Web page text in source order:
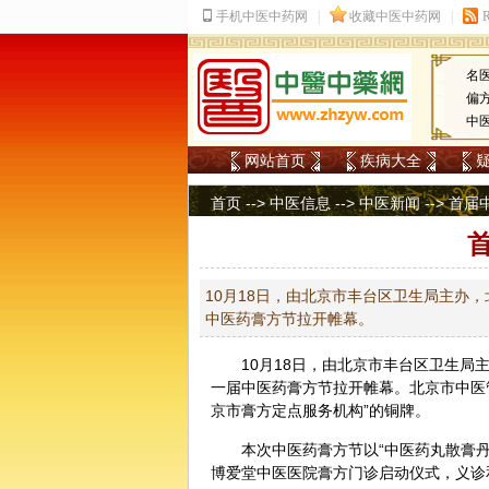
名
偏
中
网站首页 疾病大全
首页 -->中医信息 -->中医新闻--> 首届
10月18日，由北京市丰台区卫生局主办
中医药膏方节拉开帷幕。
10月18日，由北京市丰台区卫生局
一届中医药膏方节拉开帷幕。北京市中
京市膏方定点服务机构”的铜牌。
本次中医药膏方节以“中医药丸散膏
博爱堂中医医院膏方门诊启动仪式，义